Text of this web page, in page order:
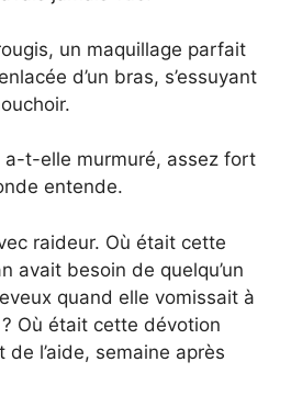
un maquillage parfait
d’un bras, s’essuyant
a-t-elle murmuré, assez fort
entende.
raideur. Où était cette
avait besoin de quelqu’un
quand elle vomissait à
Où était cette dévotion
de l’aide, semaine après